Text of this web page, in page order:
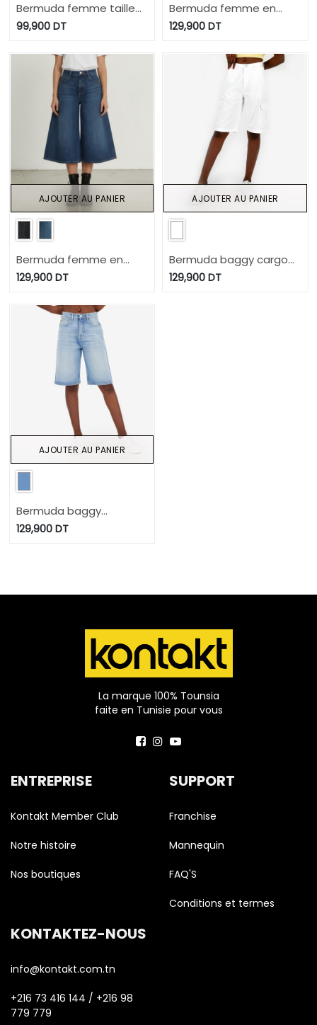
Bermuda femme taille
haute en jeans -BADIRA
99,900DT
Bermuda femme en
jeans- Badira
129,900 DT
Bermuda femme en
jeans- Badira
129,900DT
AJOUTER AU PANIER
Bermuda baggy cargo
unisexe- BADER 2.0
129,900 DT
AJOUTER AU PANIER
Bermuda baggy
unisexe- BADER
129,900DT
AJOUTER AU PANIER
La marque 100% Tounsia
faite en Tunisie pour vous
ENTREPRISE
Kontakt Member Club
Notre histoire
Nos boutiques
SUPPORT
Franchise
Mannequin
FAQ'S
Conditions et termes
KONTAKTEZ-NOUS
info@kontakt.com.tn
+216 73 416 144 / +216 98
779 779